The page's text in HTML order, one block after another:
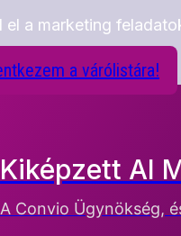
el a marketing
a várólistára!
Kiképzett AI
A Convio Ügynökség,